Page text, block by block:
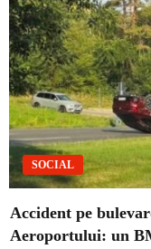
SOCIAL
Accident pe
Aeroportului: un